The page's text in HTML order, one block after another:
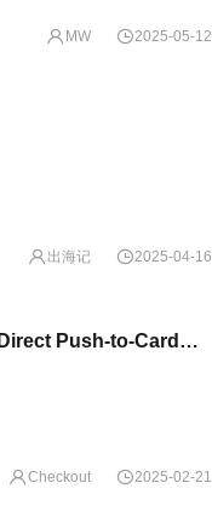
MW 2025-05-12
出海记 2025-04-16
Checkout.com成为首家在阿联酋推出 Visa Direct Push-to-Card（直付到卡）支付解决方案的收单行
Checkout 2025-02-21